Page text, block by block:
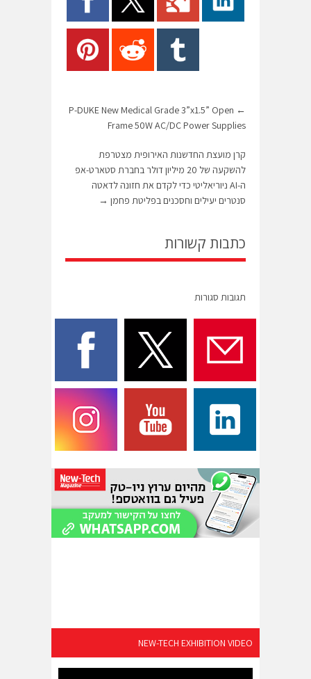
←
P-DUKE New Medical Grade 3”x1.5” Open
Frame 50W AC/DC Power Supplies
קרן מועצת החדשנות האירופית מצטרפת
להשקעה של 20 מיליון דולר בחברת סטארט-אפ
ה-AI ניוריאליטי כדי לקדם את חזונה לדאטה
סנטרים יעילים וחסכנים בפליטת פחמן →
כתבות קשורות
תגובות סגורות
NEW-TECH EXHIBITION VIDEO